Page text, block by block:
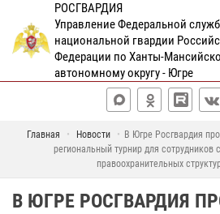
РОСГВАРДИЯ
Управление Федеральной
национальной гвардии
Федерации по Ханты-
автономному округу - Югре
Главная Новости
В Югре Росгвардия
региональный турнир для сотрудников
правоохранительных
В ЮГРЕ РОСГВАРДИЯ